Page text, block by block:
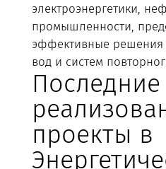
электроэнергетики,
промышленности,
эффективные решения
вод и систем
Последние
проекты в